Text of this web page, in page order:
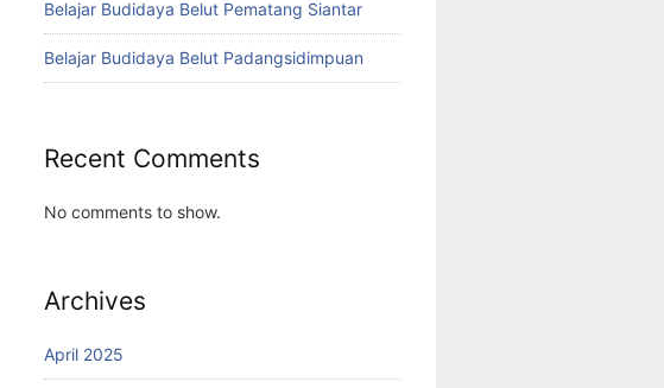
Belajar Budidaya Belut Pematang Siantar
Belajar Budidaya Belut Padangsidimpuan
Recent Comments
No comments to show.
Archives
April 2025